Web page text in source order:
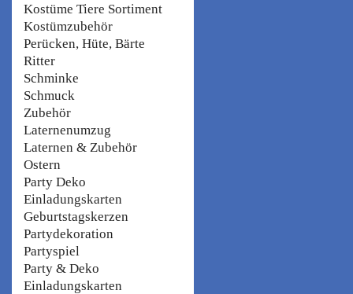
Kostüme Tiere Sortiment
Kostümzubehör
Perücken, Hüte, Bärte
Ritter
Schminke
Schmuck
Zubehör
Laternenumzug
Laternen & Zubehör
Ostern
Party Deko
Einladungskarten
Geburtstagskerzen
Partydekoration
Partyspiel
Party & Deko
Einladungskarten